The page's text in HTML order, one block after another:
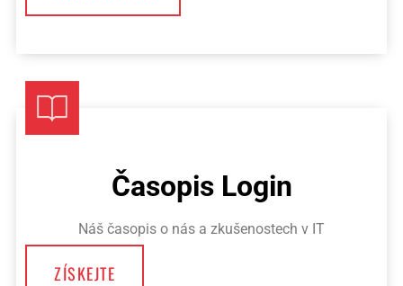
Časopis Login
Náš časopis o nás a zkušenostech v IT
ZÍSKEJTE